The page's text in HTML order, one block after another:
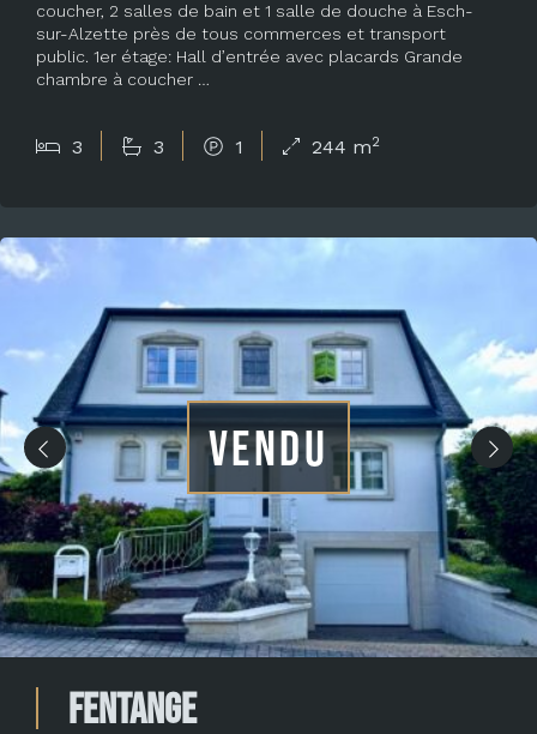
coucher, 2 salles de bain et 1 salle de douche à Esch-
sur-Alzette près de tous commerces et transport
public. 1er étage: Hall d’entrée avec placards Grande
chambre à coucher …
3 3 1 244 m2
VENDU
Fentange